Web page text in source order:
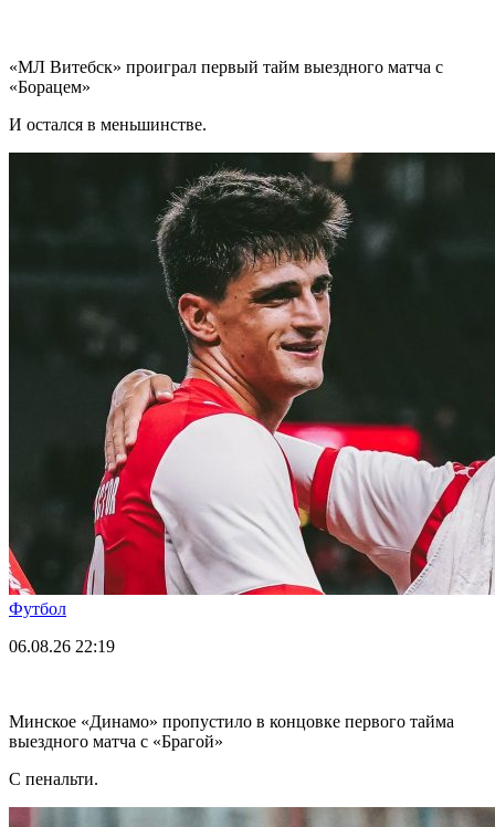
«МЛ Витебск» проиграл первый тайм выездного матча с
«Борацем»
И остался в меньшинстве.
Футбол
06.08.26 22:19
Минское «Динамо» пропустило в концовке первого тайма
выездного матча с «Брагой»
С пенальти.